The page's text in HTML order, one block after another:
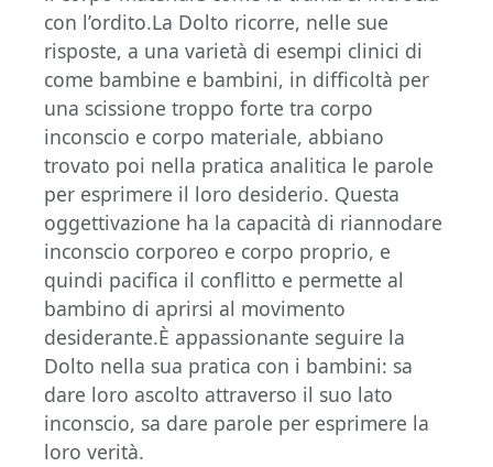
con l’ordito.La Dolto ricorre, nelle sue
risposte, a una varietà di esempi clinici di
come bambine e bambini, in difficoltà per
una scissione troppo forte tra corpo
inconscio e corpo materiale, abbiano
trovato poi nella pratica analitica le parole
per esprimere il loro desiderio. Questa
oggettivazione ha la capacità di riannodare
inconscio corporeo e corpo proprio, e
quindi pacifica il conflitto e permette al
bambino di aprirsi al movimento
desiderante.È appassionante seguire la
Dolto nella sua pratica con i bambini: sa
dare loro ascolto attraverso il suo lato
inconscio, sa dare parole per esprimere la
loro verità.